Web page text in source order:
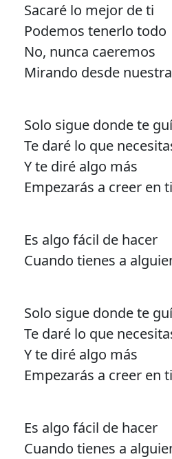
Sacaré lo mejor de ti
Podemos tenerlo todo
No, nunca caeremos
Mirando desde
Solo sigue donde te
Te daré lo que
Y te diré algo más
Empezarás a creer en
Es algo fácil de hacer
Cuando tienes a
Solo sigue donde te
Te daré lo que
Y te diré algo más
Empezarás a creer en
Es algo fácil de hacer
Cuando tienes a